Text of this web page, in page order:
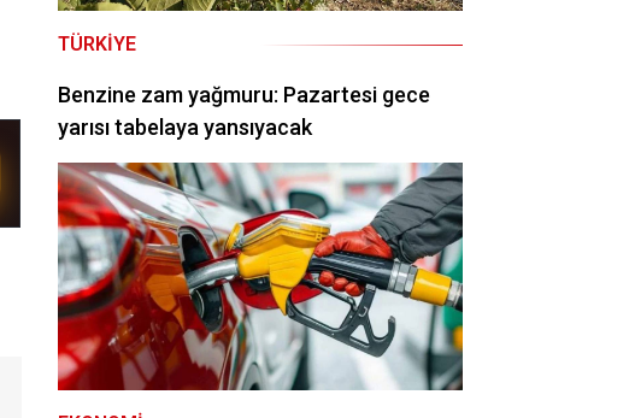
TÜRKIYE
Benzine zam yağmuru: Pazartesi gece
yarısı tabelaya yansıyacak